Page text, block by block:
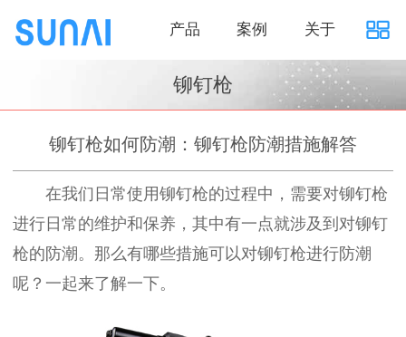
产品 案例 关于
铆钉枪
铆钉枪如何防潮：铆钉枪防潮措施解答
在我们日常使用铆钉枪的过程中，需要对铆钉枪
进行日常的维护和保养，其中有一点就涉及到对铆钉
枪的防潮。那么有哪些措施可以对铆钉枪进行防潮
呢？一起来了解一下。